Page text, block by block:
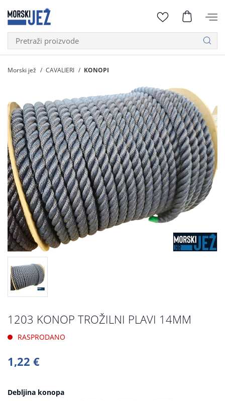
Morski jež CAVALIERI KONOPI
1203 KONOP TROŽILNI PLAVI 14MM
RASPRODANO
1,22 €
Debljina konopa